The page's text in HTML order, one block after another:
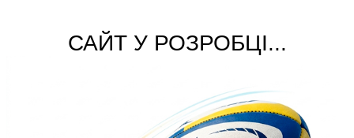
САЙТ У РОЗРОБЦІ...